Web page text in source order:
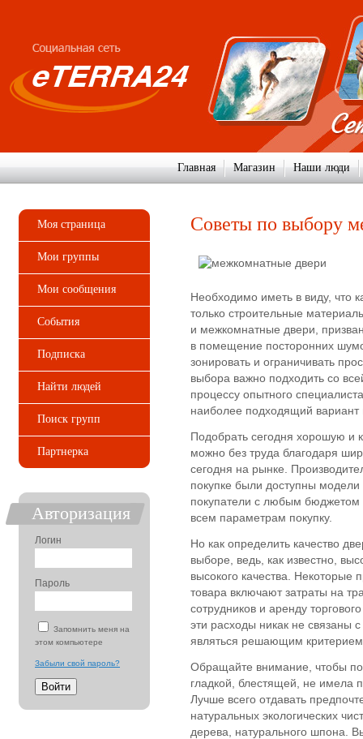
Главная Магазин Наши люди
Советы по выбору
Необходимо иметь в виду, что
только строительные
и межкомнатные двери,
в помещение посторонних
зонировать и ограничивать
выбора важно подходить со
процессу опытного
наиболее подходящий вариант
Подобрать сегодня хорошую и
можно без труда благодаря
сегодня на рынке.
покупке были доступны модели
покупатели с любым
всем параметрам покупку.
Но как определить качество
выборе, ведь, как известно,
высокого качества. Некоторые
товара включают затраты на
сотрудников и аренду
эти расходы никак не связаны
являться решающим
Обращайте внимание, чтобы
гладкой, блестящей, не имела
Лучше всего отдавать
натуральных экологических
дерева, натурального шпона.
Моя страница
Мои группы
Мои сообщения
События
Подписка
Найти людей
Поиск групп
Партнерка
Авторизация
Логин
Пароль
Запомнить меня на
этом компьютере
Забыли свой пароль?